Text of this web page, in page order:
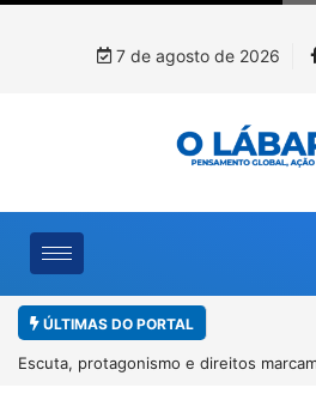
7 de agosto de 2026
ÚLTIMAS DO PORTAL
Conab inicia recebimento de